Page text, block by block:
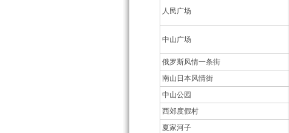
人民广场
中山广场
俄罗斯风情一条街
南山日本风情街
中山公园
西郊度假村
夏家河子